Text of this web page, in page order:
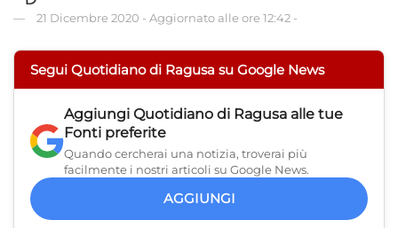
21 Dicembre 2020 - Aggiornato alle ore 12:42 -
Segui Quotidiano di Ragusa su Google News
Aggiungi Quotidiano di Ragusa alle tue
Fonti preferite
Quando cercherai una notizia, troverai più
facilmente i nostri articoli su Google News.
AGGIUNGI